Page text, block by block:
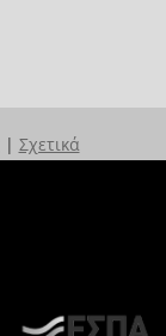
| Σχετικά